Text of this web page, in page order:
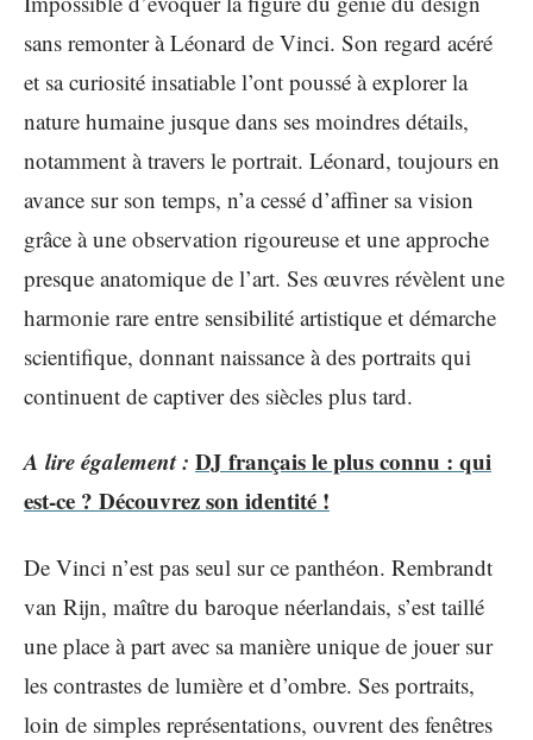
sans remonter à Léonard de Vinci. Son regard acéré
et sa curiosité insatiable l’ont poussé à explorer la
nature humaine jusque dans ses moindres détails,
notamment à travers le portrait. Léonard, toujours en
avance sur son temps, n’a cessé d’affiner sa vision
grâce à une observation rigoureuse et une approche
presque anatomique de l’art. Ses œuvres révèlent une
harmonie rare entre sensibilité artistique et démarche
scientifique, donnant naissance à des portraits qui
continuent de captiver des siècles plus tard.
A lire également : DJ français le plus connu : qui
est-ce ? Découvrez son identité !
De Vinci n’est pas seul sur ce panthéon. Rembrandt
van Rijn, maître du baroque néerlandais, s’est taillé
une place à part avec sa manière unique de jouer sur
les contrastes de lumière et d’ombre. Ses portraits,
loin de simples représentations, ouvrent des fenêtres